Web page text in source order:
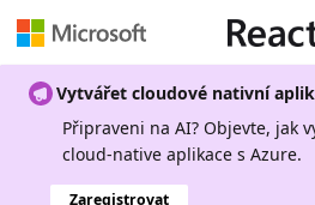
Vytvářet cloudové nativní
Připraveni na AI? Objevte, jak
cloud-native aplikace s Azure.
Zaregistrovat